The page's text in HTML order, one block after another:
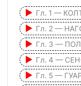
Гл. 1 —
Гл. 2 —
Гл. 3 —
Гл. 4 —
Гл. 5 —